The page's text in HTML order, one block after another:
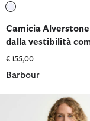
Camicia
dalla vestibilità
€ 155,00
Barbour
Camicia Fawne dalla